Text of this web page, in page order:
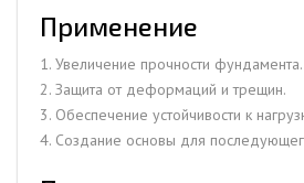
Применение
1. Увеличение прочности фундамента.
2. Защита от деформаций и трещин.
3. Обеспечение устойчивости к
4. Создание основы для